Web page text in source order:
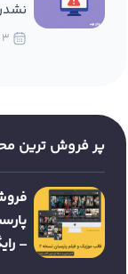
پر فروش ترین
–